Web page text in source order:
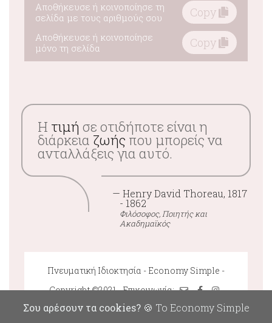
Σου αρέσουν τα cookies?🍪 Το Economy Simple
Αποθήκευσε ή κοινοποίησε τη
σελίδα με τους αριθμούς σου
Copy
Αποθήκευσε ή κοινοποίησε
μόνο τη σελίδα
Copy
Η τιμή σε οτιδήποτε είναι η
διάρκεια ζωής που μπορείς να
ανταλλάξεις για αυτό.
— Henry David Thoreau, 1817
- 1862
Φιλόσοφος, Ποιητής και
Ακαδημαϊκός
Πνευματική Ιδιοκτησία - Economy Simple -
Copyright ©2021 - Επικοινωνία: